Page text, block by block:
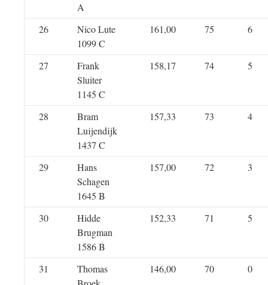
A
26
Nico Lute
1099 C
161,00 75 6
27
Frank
Sluiter
1145 C
158,17 74 5
28
Bram
Luijendijk
1437 C
157,33 73 4
29
Hans
Schagen
1645 B
157,00 72 3
30
Hidde
Brugman
1586 B
152,33 71 5
31
Thomas
146,00 70 0